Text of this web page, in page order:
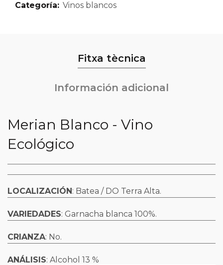
Categoría: Vinos blancos
Fitxa tècnica
Información adicional
Merian Blanco - Vino
Ecológico
LOCALIZACIÓN: Batea / DO Terra Alta.
VARIEDADES: Garnacha blanca 100%.
CRIANZA: No.
ANÁLISIS: Alcohol 13 %